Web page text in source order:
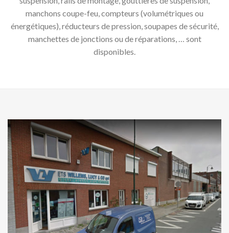
manchons coupe-feu, compteurs (volumétriques ou
énergétiques), réducteurs de pression, soupapes de sécurité,
manchettes de jonctions ou de réparations, … sont
disponibles.